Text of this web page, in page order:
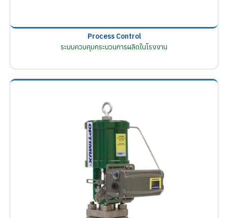
Process Control
ระบบควบคุมกระบวนการผลิตในโรงงาน